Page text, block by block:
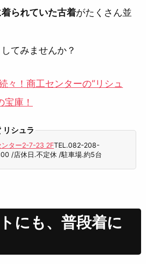
られていた古着がたくさん並
てみませんか？
々！商工センターの“リシュ
宝庫！
リシュラ
ンター2-7-23 2FTEL.082-208-
/店休日.不定休 /駐車場.約5台
にも、普段着に